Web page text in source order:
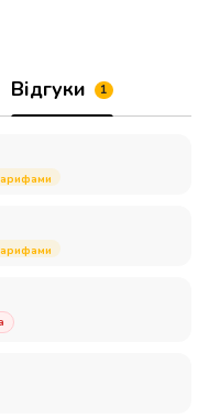
Відгуки 1